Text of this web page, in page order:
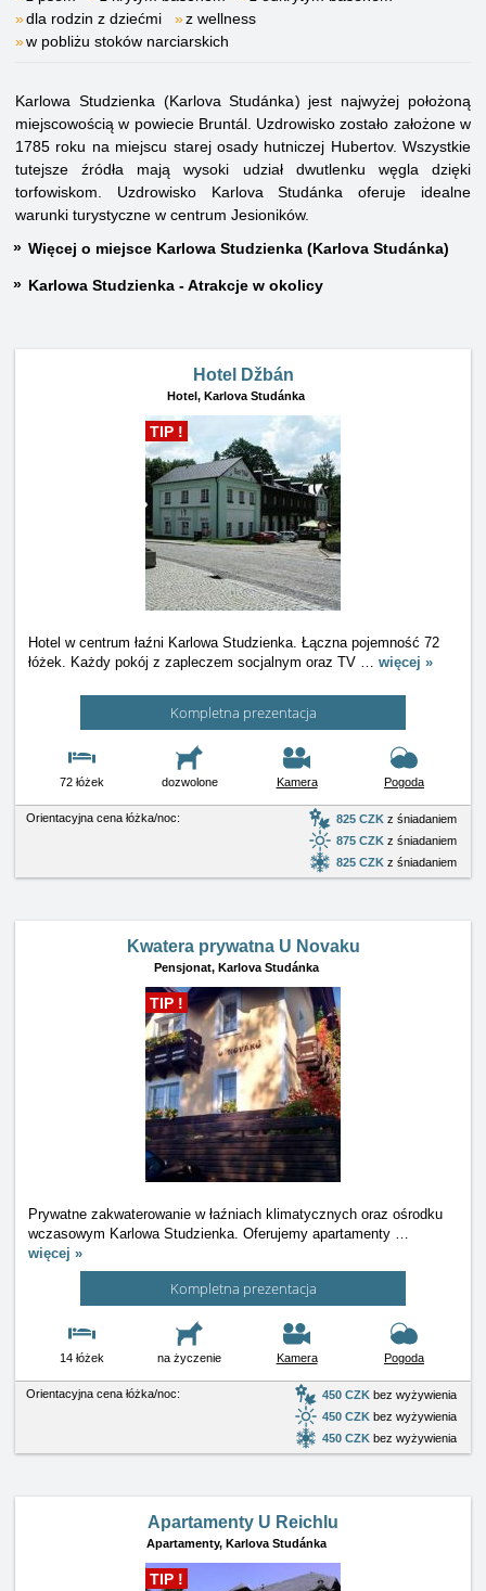
dla rodzin z dziećmi
z wellness
w pobliżu stoków narciarskich
Karlowa Studzienka (Karlova Studánka) jest najwyżej położoną
miejscowością w powiecie Bruntál. Uzdrowisko zostało założone w
1785 roku na miejscu starej osady hutniczej Hubertov. Wszystkie
tutejsze źródła mają wysoki udział dwutlenku węgla dzięki
torfowiskom. Uzdrowisko Karlova Studánka oferuje idealne
warunki turystyczne w centrum Jesioników.
Więcej o miejsce Karlowa Studzienka (Karlova Studánka)
Karlowa Studzienka - Atrakcje w okolicy
Hotel Džbán
Hotel, Karlova Studánka
TIP !
Hotel w centrum łaźni Karlowa Studzienka. Łączna pojemność 72
łóżek. Każdy pokój z zapleczem socjalnym oraz TV … więcej »
Kompletna prezentacja
72 łóżek dozwolone Kamera Pogoda
Orientacyjna cena łóżka/noc: 825 CZK z śniadaniem
875 CZK z śniadaniem
825 CZK z śniadaniem
Kwatera prywatna U Novaku
Pensjonat, Karlova Studánka
TIP !
Prywatne zakwaterowanie w łaźniach klimatycznych oraz ośrodku
wczasowym Karlowa Studzienka. Oferujemy apartamenty …
więcej »
Kompletna prezentacja
14 łóżek na życzenie Kamera Pogoda
Orientacyjna cena łóżka/noc: 450 CZK bez wyżywienia
450 CZK bez wyżywienia
450 CZK bez wyżywienia
Apartamenty U Reichlu
Apartamenty, Karlova Studánka
TIP !